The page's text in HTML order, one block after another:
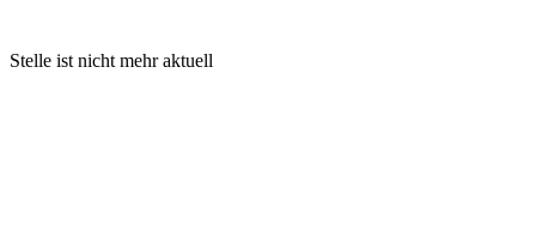
Stelle ist nicht mehr aktuell